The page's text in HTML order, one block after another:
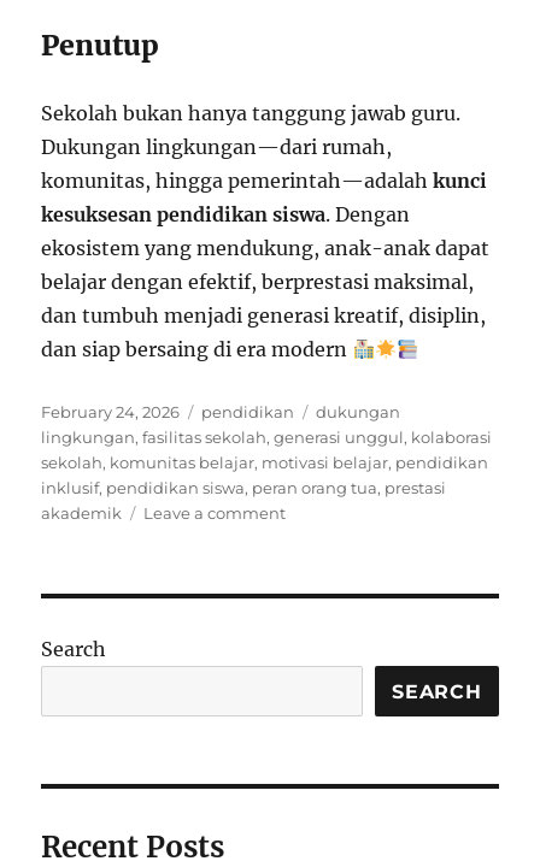
Penutup
Sekolah bukan hanya tanggung jawab guru.
Dukungan lingkungan—dari rumah,
komunitas, hingga pemerintah—adalahkunci
kesuksesan pendidikan siswa. Dengan
ekosistem yang mendukung, anak-anak dapat
belajar dengan efektif, berprestasi maksimal,
dan tumbuh menjadi generasi kreatif, disiplin,
dan siap bersaing di era modern
Posted
on
February 24, 2026 Categories
pendidikan Tags
dukungan
lingkungan,fasilitas sekolah,generasi unggul, kolaborasi
sekolah, komunitas belajar, motivasi belajar, pendidikan
inklusif, pendidikan siswa, peran orang tua, prestasi
akademik
Leave a commenton
Guru:
Dukungan
Penting?
Search
SEARCH
Recent Posts